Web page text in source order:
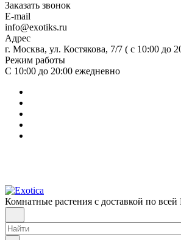
Заказать звонок
E-mail
info@exotiks.ru
Адрес
г. Москва, ул. Костякова, 7/7 ( с 10:00 до
Режим работы
С 10:00 до 20:00 ежедневно
Комнатные растения с доставкой по всей